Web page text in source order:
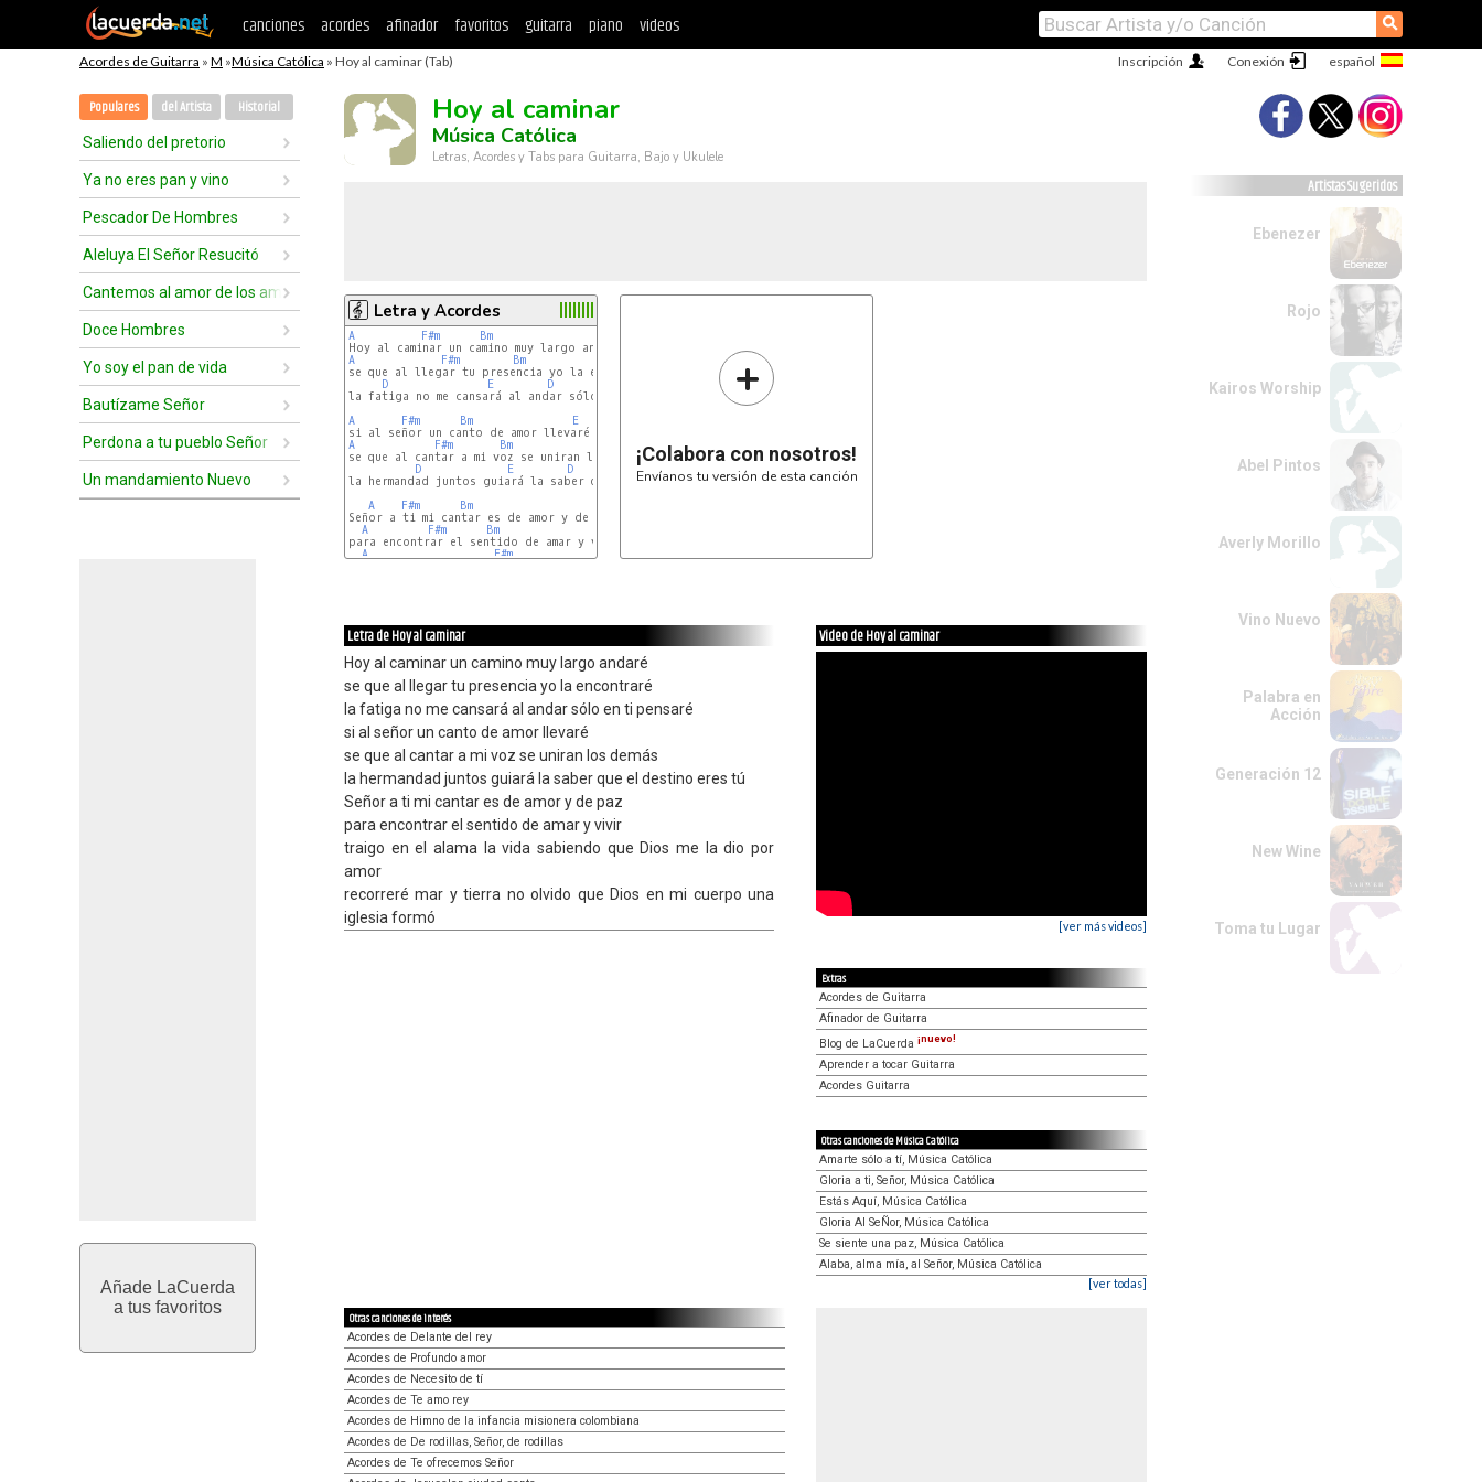
canciones acordes afinador favoritos guitarra piano videos ⚲
Acordes de Guitarra » M »Música Católica » Hoy al caminar (Tab) Conexión
Inscripción
Populares del Artista Historial
Saliendo del pretorio
Ya no eres pan y vino
Pescador De Hombres
Aleluya El Señor Resucitó
Cantemos al amor de los amores
Doce Hombres
Yo soy el pan de vida
Bautízame Señor
Perdona a tu pueblo Señor
Un mandamiento Nuevo
Añade LaCuerda
a tus favoritos
Hoy al caminar
Música Católica
Letras, Acordes y Tabs para Guitarra, Bajo y Ukulele
Letra y Acordes
A F#m Bm
A
F#m Bm
se que al llegar tu presencia yo la encontraré
D
E D
la fatiga no me cansará al andar sólo en ti pensaré
A
F#m Bm
E
A
F#m Bm
se que al cantar a mi voz se uniran los demás
D
E D
la hermandad juntos guiará la saber que el destino eres tú
A
F#m Bm
Señor a ti mi cantar es de amor y de paz
A
F#m Bm
para encontrar el sentido de amar y vivir
A
F#m Bm
+
¡Colabora con nosotros!
Envíanos tu versión de esta canción
Letra de Hoy al caminar
Hoy al caminar un camino muy largo andaré
se que al llegar tu presencia yo la encontraré
la fatiga no me cansará al andar sólo en ti pensaré
si al señor un canto de amor llevaré
se que al cantar a mi voz se uniran los demás
la hermandad juntos guiará la saber que el destino eres tú
Señor a ti mi cantar es de amor y de paz
para encontrar el sentido de amar y vivir
traigo en el alama la vida sabiendo que Dios me la dio por
amor
recorreré mar y tierra no olvido que Dios en mi cuerpo una
iglesia formó
Video de Hoy al caminar
[ver más videos]
Extras
Acordes de Guitarra
Afinador de Guitarra
Blog de LaCuerda ¡nuevo!
Aprender a tocar Guitarra
Acordes Guitarra
Otras canciones de Música Católica
Amarte sólo a tí, Música Católica
Gloria a ti, Señor, Música Católica
Estás Aquí, Música Católica
Gloria Al SeÑor, Música Católica
Se siente una paz, Música Católica
Alaba, alma mía, al Señor, Música Católica
[ver todas]
Otras canciones de interés
Acordes de Delante del rey
Acordes de Profundo amor
Acordes de Necesito de tí
Acordes de Te amo rey
Acordes de Himno de la infancia misionera colombiana
Acordes de De rodillas, Señor, de rodillas
Acordes de Te ofrecemos Señor
Artistas Sugeridos
Ebenezer
Rojo
Kairos Worship
Abel Pintos
Averly Morillo
Vino Nuevo
Palabra en
Acción
Generación 12
New Wine
Toma tu Lugar